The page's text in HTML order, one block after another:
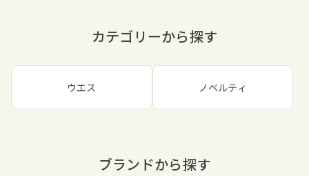
カテゴリーから探す
ウエス ノベルティ
ブランドから探す